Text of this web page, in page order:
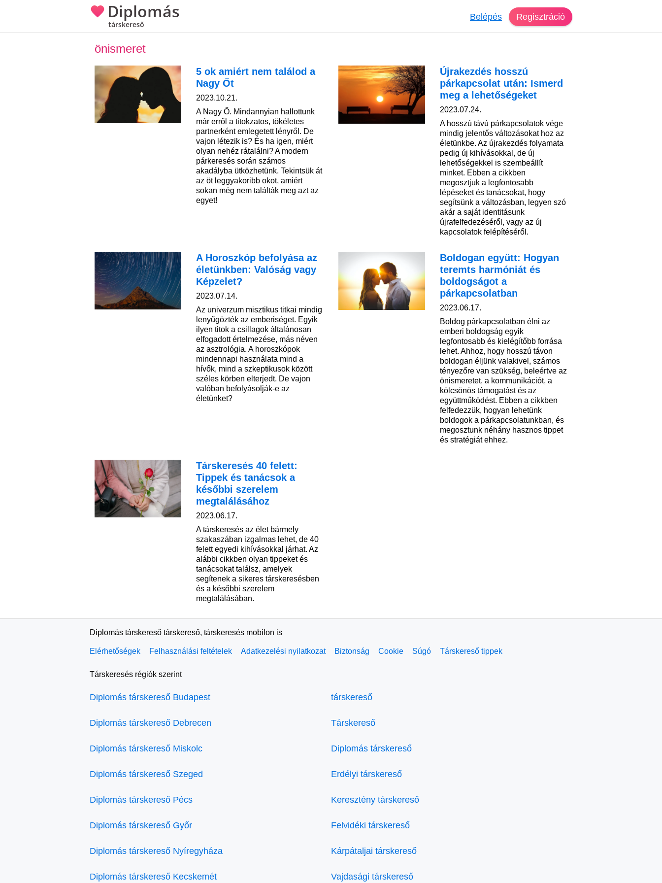
Diplomás
társkereső
Belépés Regisztráció
önismeret
5 ok amiért nem találod a
Nagy Őt
2023.10.21.
A Nagy Ő. Mindannyian hallottunk
már erről a titokzatos, tökéletes
partnerként emlegetett lényről. De
vajon létezik is? És ha igen, miért
olyan nehéz rátalálni? A modern
párkeresés során számos
akadályba ütközhetünk. Tekintsük át
az öt leggyakoribb okot, amiért
sokan még nem találták meg azt az
egyet!
Újrakezdés hosszú
párkapcsolat után: Ismerd
meg a lehetőségeket
2023.07.24.
A hosszú távú párkapcsolatok vége
mindig jelentős változásokat hoz az
életünkbe. Az újrakezdés folyamata
pedig új kihívásokkal, de új
lehetőségekkel is szembeállít
minket. Ebben a cikkben
megosztjuk a legfontosabb
lépéseket és tanácsokat, hogy
segítsünk a változásban, legyen szó
akár a saját identitásunk
újrafelfedezéséről, vagy az új
kapcsolatok felépítéséről.
A Horoszkóp befolyása az
életünkben: Valóság vagy
Képzelet?
2023.07.14.
Az univerzum misztikus titkai mindig
lenyűgözték az emberiséget. Egyik
ilyen titok a csillagok általánosan
elfogadott értelmezése, más néven
az asztrológia. A horoszkópok
mindennapi használata mind a
hívők, mind a szkeptikusok között
széles körben elterjedt. De vajon
valóban befolyásolják-e az
életünket?
Boldogan együtt: Hogyan
teremts harmóniát és
boldogságot a
párkapcsolatban
2023.06.17.
Boldog párkapcsolatban élni az
emberi boldogság egyik
legfontosabb és kielégítőbb forrása
lehet. Ahhoz, hogy hosszú távon
boldogan éljünk valakivel, számos
tényezőre van szükség, beleértve az
önismeretet, a kommunikációt, a
kölcsönös támogatást és az
együttműködést. Ebben a cikkben
felfedezzük, hogyan lehetünk
boldogok a párkapcsolatunkban, és
megosztunk néhány hasznos tippet
és stratégiát ehhez.
Társkeresés 40 felett:
Tippek és tanácsok a
későbbi szerelem
megtalálásához
2023.06.17.
A társkeresés az élet bármely
szakaszában izgalmas lehet, de 40
felett egyedi kihívásokkal járhat. Az
alábbi cikkben olyan tippeket és
tanácsokat találsz, amelyek
segítenek a sikeres társkeresésben
és a későbbi szerelem
megtalálásában.
Diplomás társkereső társkereső, társkeresés mobilon is
Elérhetőségek Felhasználási feltételek Adatkezelési nyilatkozat Biztonság Cookie Súgó Társkereső tippek
Társkeresés régiók szerint
Diplomás társkereső Budapest
Diplomás társkereső Debrecen
Diplomás társkereső Miskolc
Diplomás társkereső Szeged
Diplomás társkereső Pécs
Diplomás társkereső Győr
Diplomás társkereső Nyíregyháza
Diplomás társkereső Kecskemét
társkereső
Társkereső
Diplomás társkereső
Erdélyi társkereső
Keresztény társkereső
Felvidéki társkereső
Kárpátaljai társkereső
Vajdasági társkereső